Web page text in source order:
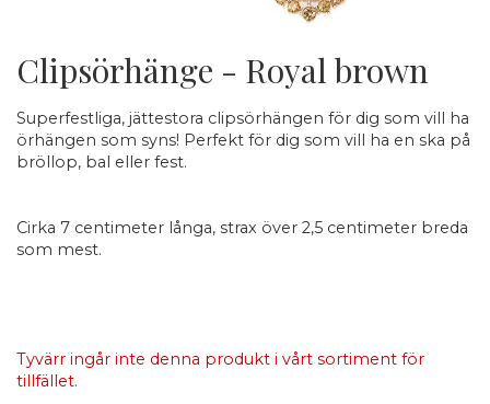
Clipsörhänge - Royal brown
Superfestliga, jättestora clipsörhängen för dig som vill ha
örhängen som syns! Perfekt för dig som vill ha en ska på
bröllop, bal eller fest.
Cirka 7 centimeter långa, strax över 2,5 centimeter breda
som mest.
Tyvärr ingår inte denna produkt i vårt sortiment för
tillfället.